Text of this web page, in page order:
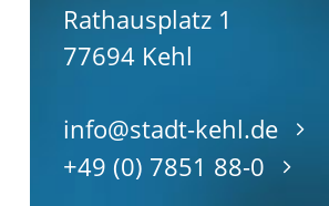
Rathausplatz 1
77694 Kehl
info@stadt-kehl.de
+49 (0) 7851 88-0